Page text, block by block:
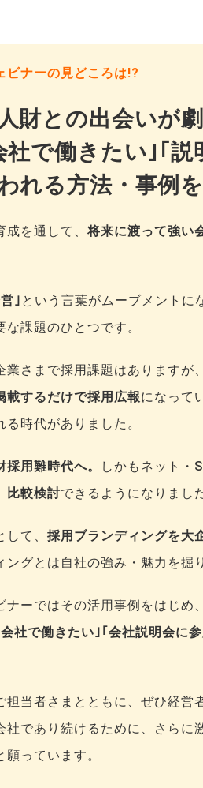
ビナーの見どころは!?
財との出会いが
社で働きたい｣｢説
れる方法・事例
成を通して、将来に渡って強い
｣ という言葉がムーブメントに
な課題のひとつです。
業さまで採用課題はありますが
載するだけで採用広報になって
る時代がありました。
採用難時代へ。 しかもネット・
比較検討できるようになりまし
て、 採用ブランディングを大
ングとは自社の強み・魅力を
ナーではその活用事例をはじめ、
社で働きたい｣｢会社説明会に
担当者さまとともに、ぜひ経
社であり続けるために、さら
っています。